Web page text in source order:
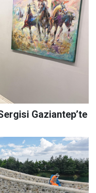
Gaziantep’te